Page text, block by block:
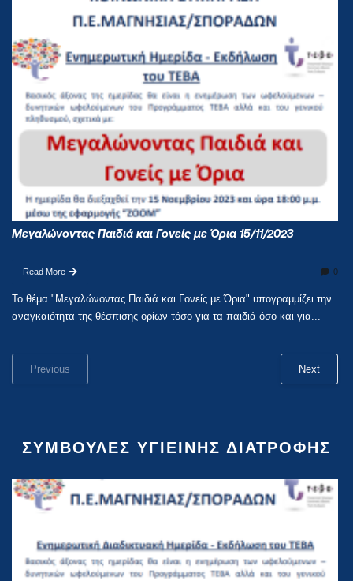
Μεγαλώνοντας Παιδιά και Γονείς με Όρια 15/11/2023
Read More 0
Το θέμα "Μεγαλώνοντας Παιδιά και Γονείς με Όρια" υπογραμμίζει την
αναγκαιότητα της θέσπισης ορίων τόσο για τα παιδιά όσο και για...
Previous Next
ΣΥΜΒΟΥΛΕΣ ΥΓΙΕΙΝΗΣ ΔΙΑΤΡΟΦΗΣ